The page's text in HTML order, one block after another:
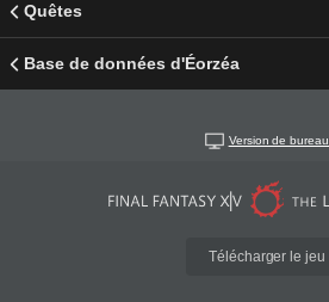
Quêtes
Base de données d'Éorzéa
Version de bureau
Télécharger le jeu